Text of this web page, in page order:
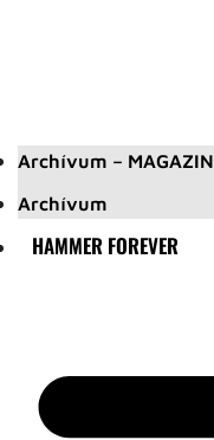
Archívum – MAGAZIN
Archívum
HAMMER FOREVER